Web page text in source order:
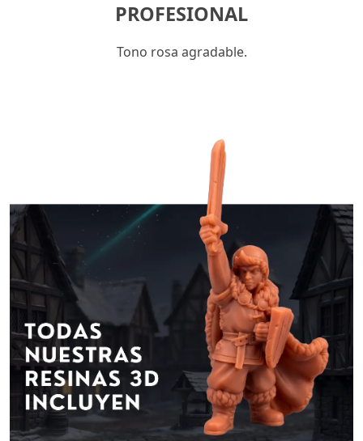
PROFESIONAL
Tono rosa agradable.